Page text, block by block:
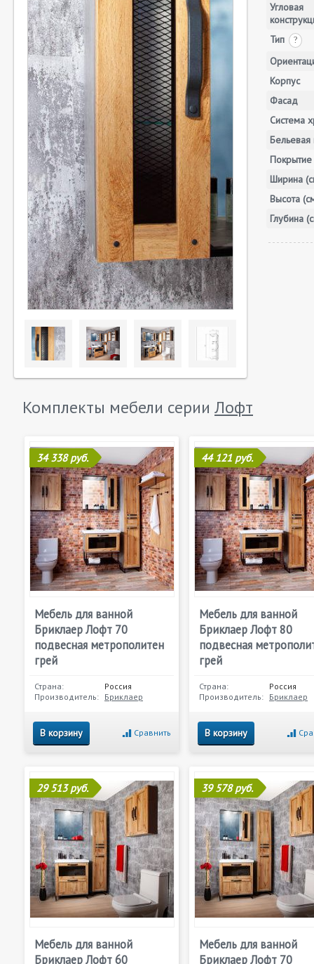
Угловая
Тип
?
Корпус
Фасад
Система
Бельевая
Покрытие
Ширина
Высота
Глубина
Комплекты мебели серии Лофт
34 338 руб.
Мебель для ванной
Бриклаер Лофт 70
подвесная метрополитен
грей
Страна:
Россия
Производитель: Бриклаер
В корзину Сравнить
44 121 руб.
Мебель для ванной
Бриклаер Лофт 80
подвесная
грей
Страна:
Россия
Производитель: Бриклаер
В корзину
29 513 руб.
Мебель для ванной
Бриклаер Лофт 60
39 578 руб.
Мебель для ванной
Бриклаер Лофт 70